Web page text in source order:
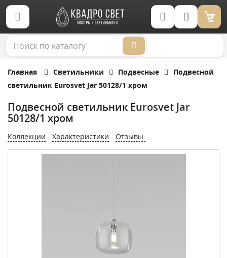
Корзина (0)
Главная Светильники Подвесные
Подвесной
светильник Eurosvet Jar 50128/1 хром
Подвесной светильник Eurosvet Jar
50128/1 хром
Коллекции Характеристики Отзывы